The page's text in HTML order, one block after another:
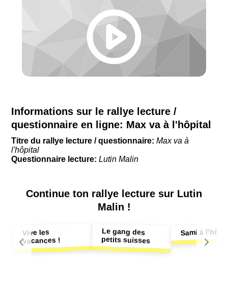
Informations sur le rallye lecture /
questionnaire en ligne: Max va à l'hôpital
Titre du rallye lecture / questionnaire:Max va à
l'hôpital
Questionnaire lecture:Lutin Malin
Continue ton rallye lecture sur Lutin
Malin !
Vive les
vacances !
Le gang des
petits suisses
Sami à